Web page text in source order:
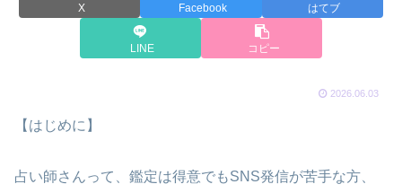
X Facebook はてブ
LINE コピー
2026.06.03
【はじめに】
占い師さんって、鑑定は得意でもSNS発信が苦手な方、